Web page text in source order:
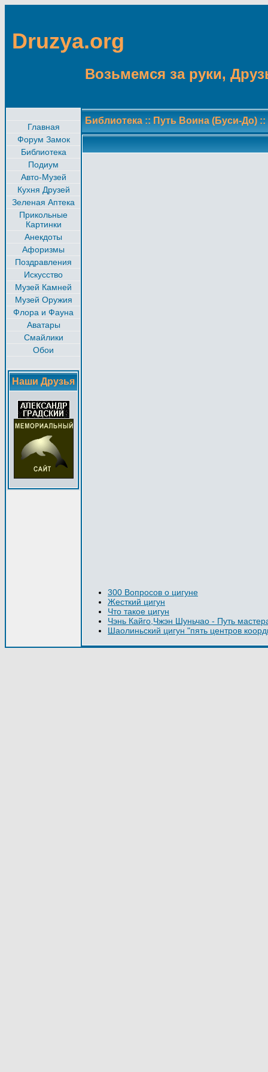
Druzya.org
Возьмемся за руки,
Главная
Форум Замок
Библиотека
Подиум
Авто-Музей
Кухня Друзей
Зеленая Аптека
Прикольные
Картинки
Анекдоты
Афоризмы
Поздравления
Искусство
Музей Камней
Музей Оружия
Флора и Фауна
Аватары
Смайлики
Обои
Наши Друзья
Библиотека :: Путь Воина (Буси-До) ::
300 Вопросов о цигуне
Жесткий цигун
Что такое цигун
Чэнь Кайго,Чжэн Шуньчао - Путь
Шаолиньский цигун "пять центров